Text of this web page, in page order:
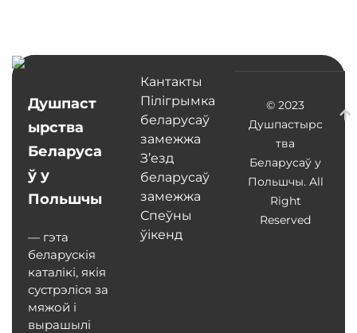
Душпаст
ырства
Беларуса
ў у
Польшчы
— гэта
беларускія
каталікі, якія
сустрэліся за
мяжой і
вырашылі
Кантакты
Пілігрымка
беларусаў
замежжа
З’езд
беларусаў
замежжа
Спеўны
ўікенд
© 2023
Душпастырс
тва
Беларусаў у
Польшчы. All
Right
Reserved